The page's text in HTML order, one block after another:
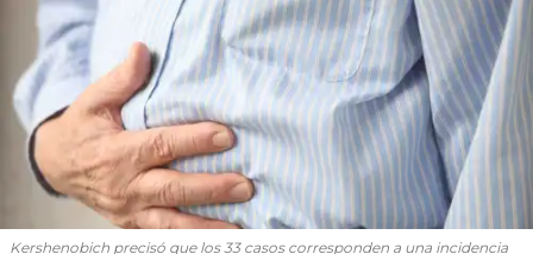
Kershenobich precisó que los 33 casos corresponden a una incidencia